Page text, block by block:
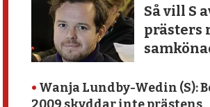
Så vill S
prästers
• Wanja Lundby-Wedin (S):